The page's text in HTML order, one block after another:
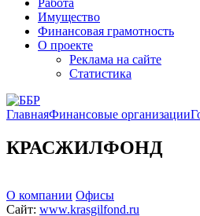
Работа
Имущество
Финансовая грамотность
О проекте
Реклама на сайте
Статистика
ГлавнаяФинансовые организации
КРАСЖИЛФОНД
О компании Офисы
Сайт: www.krasgilfond.ru